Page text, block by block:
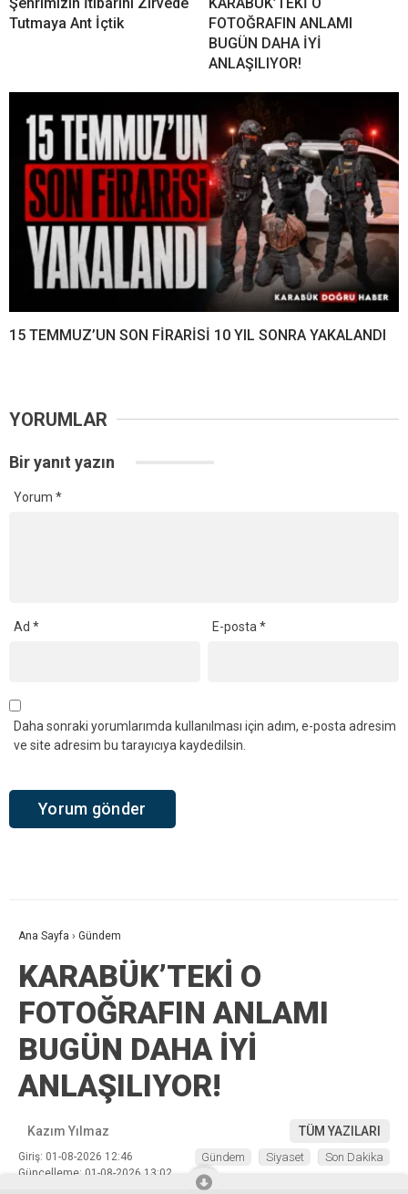
Tutmaya Ant İçtik
FOTOĞRAFIN ANLAMI
BUGÜN DAHA İYİ
ANLAŞILIYOR!
15 TEMMUZ’UN SON FİRARİSİ 10 YIL SONRA YAKALANDI
YORUMLAR
Bir yanıt yazın
Yorum *
Ad * E-posta*
Daha sonraki yorumlarımda kullanılması için adım, e-posta adresim
ve site adresim bu tarayıcıya kaydedilsin.
Ana Sayfa › Gündem
KARABÜK’TEKİ O
FOTOĞRAFIN ANLAMI
BUGÜN DAHA İYİ
ANLAŞILIYOR!
Kazım Yılmaz TÜM YAZILARI
Giriş: 01-08-2026 12:46
Güncelleme: 01-08-2026 13:02
Gündem Siyaset Son Dakika